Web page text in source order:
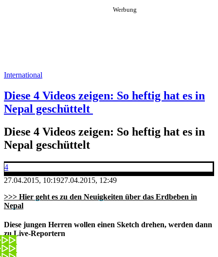
International
Diese 4 Videos zeigen: So heftig hat es in
Nepal geschüttelt
Diese 4 Videos zeigen: So heftig hat es in
Nepal geschüttelt
4
27.04.2015, 10:1927.04.2015, 12:49
>>> Hier geht es zu den Neuigkeiten über das Erdbeben in
Nepal
Diese jungen Herren wollen einen Sketch drehen, werden dann
zu Live-Reportern